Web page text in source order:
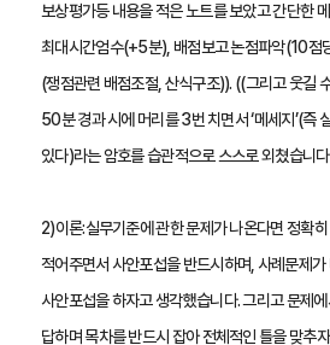
보상평가등 내용을 적은 노트를 보았고 간단한
최대시간엄수(+5분), 배점보고 논점파악(10점
(쟁점관련 배점조절, 산식구조)). ((그리고 웃길
50분 경과 시에 머리를 3번 치면서 ‘메세지’(즉
있다)라는 암호를 습관적으로 스스로 외쳤습니
2)이론:실무기준에 관한 문제가 나온다면 정확
적어주면서 사안포섭을 반드시하며, 사례문제가
사안포섭을 하자고 생각했습니다. 그리고 문제
답하며 목차를 반드시 잡아 전체적인 틀을 맞추